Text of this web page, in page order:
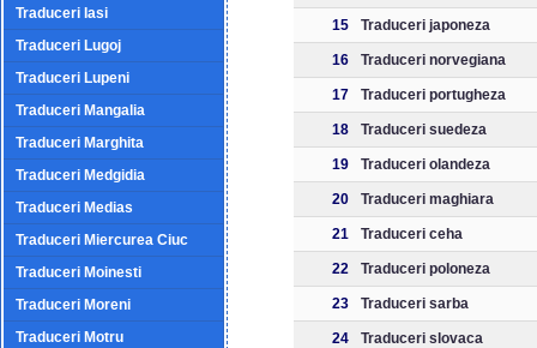
Traduceri Iasi
Traduceri Lugoj
Traduceri Lupeni
Traduceri Mangalia
Traduceri Marghita
Traduceri Medgidia
Traduceri Medias
Traduceri Miercurea Ciuc
Traduceri Moinesti
Traduceri Moreni
Traduceri Motru
15 Traduceri japoneza
16 Traduceri norvegiana
17 Traduceri portugheza
18 Traduceri suedeza
19 Traduceri olandeza
20 Traduceri maghiara
21 Traduceri ceha
22 Traduceri poloneza
23 Traduceri sarba
24 Traduceri slovaca